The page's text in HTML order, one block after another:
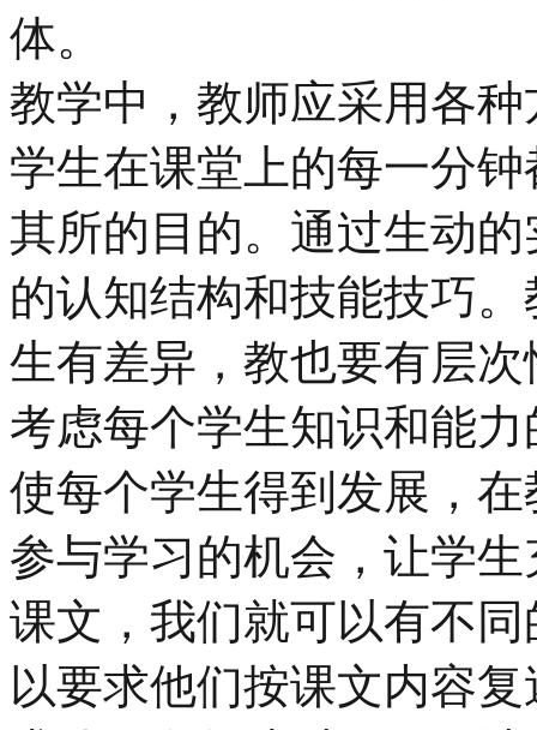
体。
教学中，教师应采用各
学生在课堂上的每一分
其所的目的。通过生动
的认知结构和技能技巧
生有差异，教也要有层
考虑每个学生知识和能
使每个学生得到发展，
参与学习的机会，让学
课文，我们就可以有不
以要求他们按课文内容